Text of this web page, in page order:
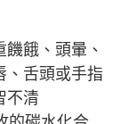
餓、頭暈、
、舌頭或手指
不清